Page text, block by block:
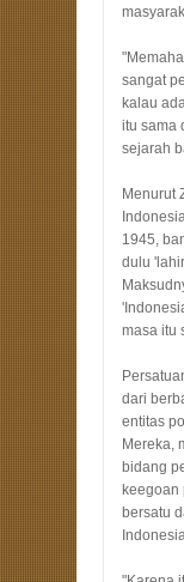
sangat
kalau
itu sama
sejarah
Menurut
1945,
dulu
masa itu
dari
entitas
Mereka,
bidang
bersatu